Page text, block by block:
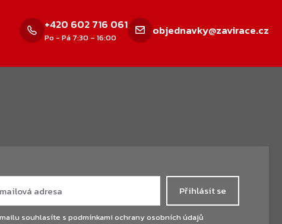
+420 602 716 061
Po - Pá 7:30 – 16:00 objednavky@zavirace.cz
Přihlásit se
souhlasíte s podmínkami ochrany osobních údajů